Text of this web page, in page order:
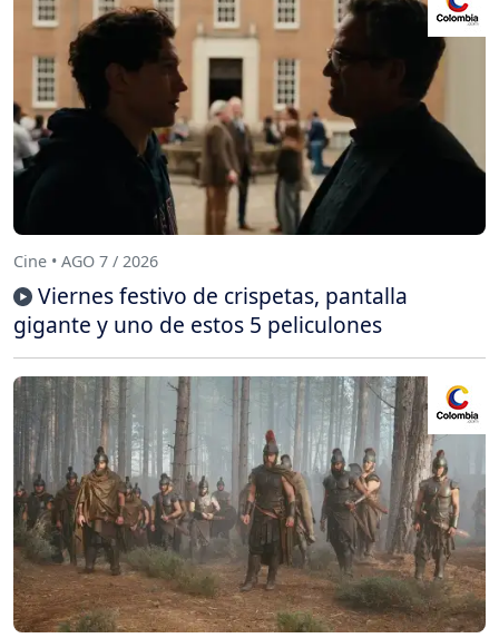
Cine • AGO 7 / 2026
Viernes festivo de crispetas, pantalla
gigante y uno de estos 5 peliculones